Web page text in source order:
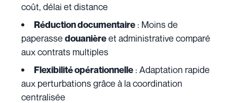
coût, délai et distance
Réduction documentaire : Moins de
paperasse douanièreet administrative comparé
aux contrats multiples
Flexibilité opérationnelle : Adaptation rapide
aux perturbations grâce à la coordination
centralisée